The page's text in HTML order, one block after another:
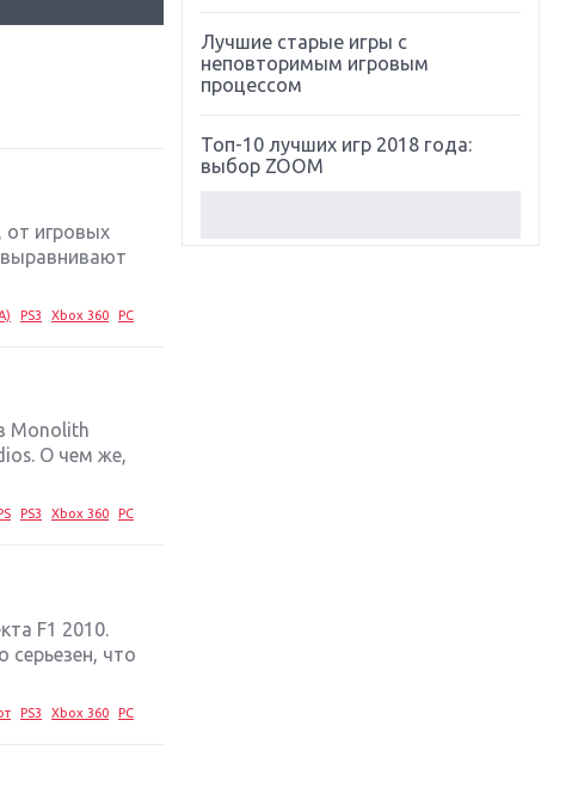
от игровых
PS3 Xbox 360 PC
Monolith
О чем же,
PS3 Xbox 360 PC
F1 2010.
что
PS3 Xbox 360 PC
Лучшие старые игры с
неповторимым игровым
процессом
Топ-10 лучших игр 2018 года:
выбор ZOOM